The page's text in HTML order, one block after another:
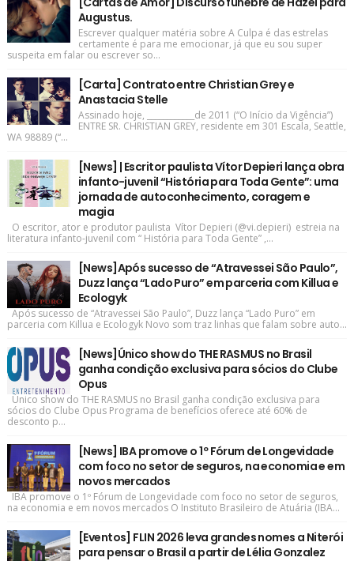
Augustus.
Escrever qualquer matéria sobre A Culpa é das estrelas
certamente é para me emocionar, já que eu sou super
suspeita em falar ou escrever so...
[Carta] Contrato entre Christian Grey e
Anastacia Stelle
Assinado hoje, ____________de 2011 (“O Início da Vigência”)
ENTRE SR. CHRISTIAN GREY, residente em 301 Escala, Seattle,
WA 98889 (“...
[News] | Escritor paulista Vítor Depieri lança obra
infanto-juvenil “História para Toda Gente”: uma
jornada de autoconhecimento, coragem e
magia
O escritor, ator e produtor paulista Vítor Depieri (@vi.depieri) estreia na
literatura infanto-juvenil com “ História para Toda Gente” ,...
[News]Após sucesso de “Atravessei São Paulo”,
Duzz lança “Lado Puro” em parceria com Killua e
Ecologyk
Após sucesso de “Atravessei São Paulo”, Duzz lança “Lado Puro” em
parceria com Killua e Ecologyk Novo som traz linhas que falam sobre auto...
[News]Único show do THE RASMUS no Brasil
ganha condição exclusiva para sócios do Clube
Opus
Único show do THE RASMUS no Brasil ganha condição exclusiva para
sócios do Clube Opus Programa de benefícios oferece até 60% de
desconto p...
[News] IBA promove o 1º Fórum de Longevidade
com foco no setor de seguros, na economia e em
novos mercados
IBA promove o 1º Fórum de Longevidade com foco no setor de seguros,
na economia e em novos mercados O Instituto Brasileiro de Atuária (IBA...
[Eventos] FLIN 2026 leva grandes nomes a Niterói
para pensar o Brasil a partir de Lélia Gonzalez